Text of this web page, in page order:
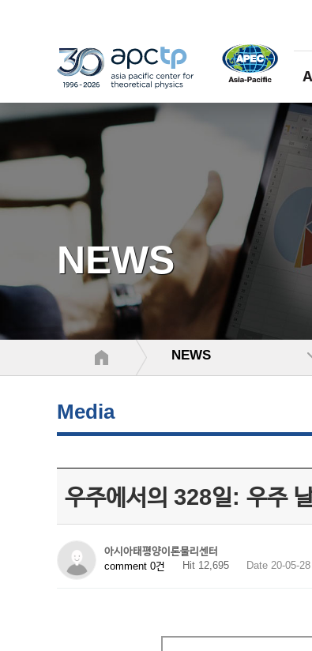
NEWS
NEWS
Media
우주에서의 328일: 우주
아시아태평양이론물리센터
comment 0건
Hit 12,695 Date 20-05-